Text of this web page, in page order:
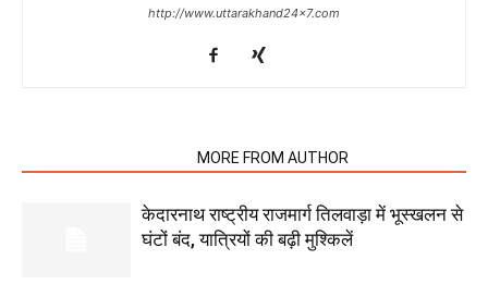
http://www.uttarakhand24x7.com
MORE FROM AUTHOR
केदारनाथ राष्ट्रीय राजमार्ग तिलवाड़ा में भूस्खलन से
घंटों बंद, यात्रियों की बढ़ी मुश्किलें